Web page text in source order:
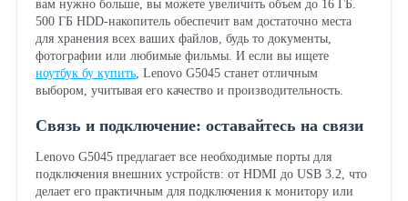
вам нужно больше, вы можете увеличить объем до 16 ГБ.
500 ГБ HDD-накопитель обеспечит вам достаточно места
для хранения всех ваших файлов, будь то документы,
фотографии или любимые фильмы. И если вы ищете
ноутбук бу купить, Lenovo G5045 станет отличным
выбором, учитывая его качество и производительность.
Связь и подключение: оставайтесь на связи
Lenovo G5045 предлагает все необходимые порты для
подключения внешних устройств: от HDMI до USB 3.2, что
делает его практичным для подключения к монитору или